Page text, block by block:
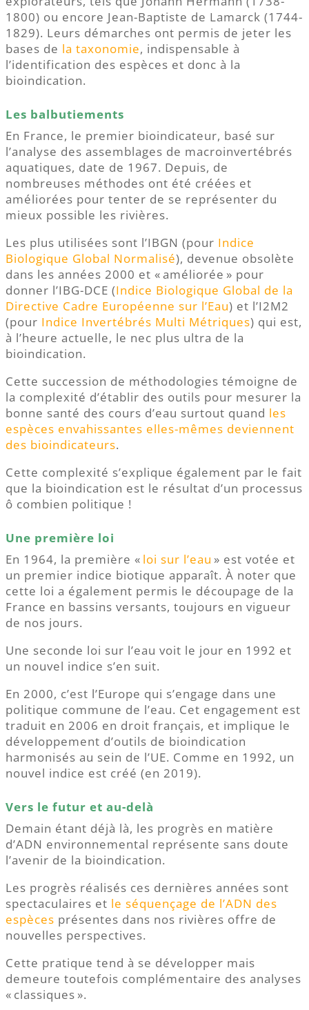
1800) ou encore Jean-Baptiste de Lamarck (1744-
1829). Leurs démarches ont permis de jeter les
bases de la taxonomie, indispensable à
l’identification des espèces et donc à la
bioindication.
Les balbutiements
En France, le premier bioindicateur, basé sur
l’analyse des assemblages de macroinvertébrés
aquatiques, date de 1967. Depuis, de
nombreuses méthodes ont été créées et
améliorées pour tenter de se représenter du
mieux possible les rivières.
Les plus utilisées sont l’IBGN (pour Indice
Biologique Global Normalisé), devenue obsolète
dans les années 2000 et « améliorée » pour
donner l’IBG-DCE (Indice Biologique Global de la
Directive Cadre Européenne sur l’Eau) et l’I2M2
(pour Indice Invertébrés Multi Métriques) qui est,
à l’heure actuelle, le nec plus ultra de la
bioindication.
Cette succession de méthodologies témoigne de
la complexité d’établir des outils pour mesurer la
bonne santé des cours d’eau surtout quand les
espèces envahissantes elles-mêmes deviennent
des bioindicateurs.
Cette complexité s’explique également par le fait
que la bioindication est le résultat d’un processus
ô combien politique !
Une première loi
En 1964, la première « loi sur l’eau » est votée et
un premier indice biotique apparaît. À noter que
cette loi a également permis le découpage de la
France en bassins versants, toujours en vigueur
de nos jours.
Une seconde loi sur l’eau voit le jour en 1992 et
un nouvel indice s’en suit.
En 2000, c’est l’Europe qui s’engage dans une
politique commune de l’eau. Cet engagement est
traduit en 2006 en droit français, et implique le
développement d’outils de bioindication
harmonisés au sein de l’UE. Comme en 1992, un
nouvel indice est créé (en 2019).
Vers le futur et au-delà
Demain étant déjà là, les progrès en matière
d’ADN environnemental représente sans doute
l’avenir de la bioindication.
Les progrès réalisés ces dernières années sont
spectaculaires et le séquençage de l’ADN des
espèces présentes dans nos rivières offre de
nouvelles perspectives.
Cette pratique tend à se développer mais
demeure toutefois complémentaire des analyses
« classiques ».